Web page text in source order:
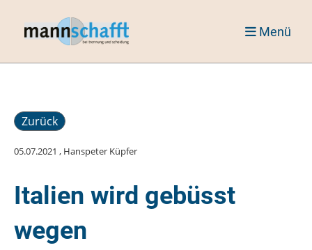
Menü
Zurück
05.07.2021 , Hanspeter Küpfer
Italien wird gebüsst
wegen